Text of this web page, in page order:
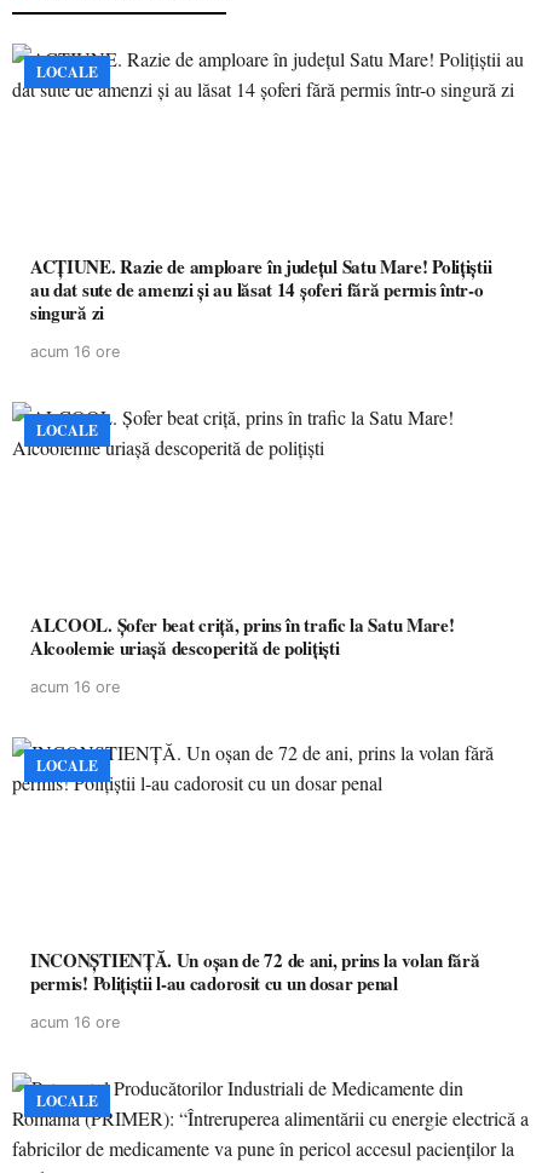
LOCALE
ACȚIUNE. Razie de amploare în județul Satu Mare! Polițiștii
au dat sute de amenzi și au lăsat 14 șoferi fără permis într-o
singură zi
acum 16 ore
LOCALE
ALCOOL. Șofer beat criță, prins în trafic la Satu Mare!
Alcoolemie uriașă descoperită de polițiști
acum 16 ore
LOCALE
INCONȘTIENȚĂ. Un oșan de 72 de ani, prins la volan fără
permis! Polițiștii l-au cadorosit cu un dosar penal
acum 16 ore
LOCALE